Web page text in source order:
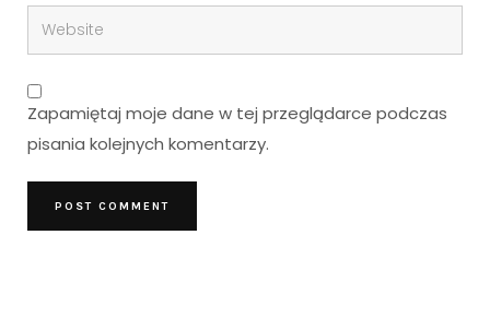
Zapamiętaj moje dane w tej przeglądarce podczas
pisania kolejnych komentarzy.